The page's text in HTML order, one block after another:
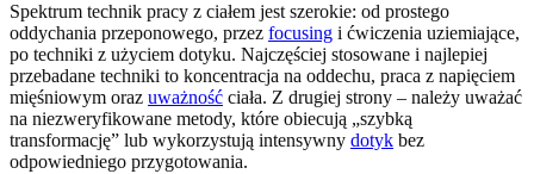
Spektrum technik pracy z ciałem jest szerokie: od prostego
oddychania przeponowego, przez focusing i ćwiczenia uziemiające,
po techniki z użyciem dotyku. Najczęściej stosowane i najlepiej
przebadane techniki to koncentracja na oddechu, praca z napięciem
mięśniowym oraz uważność ciała. Z drugiej strony – należy uważać
na niezweryfikowane metody, które obiecują „szybką
transformację” lub wykorzystują intensywny dotyk bez
odpowiedniego przygotowania.